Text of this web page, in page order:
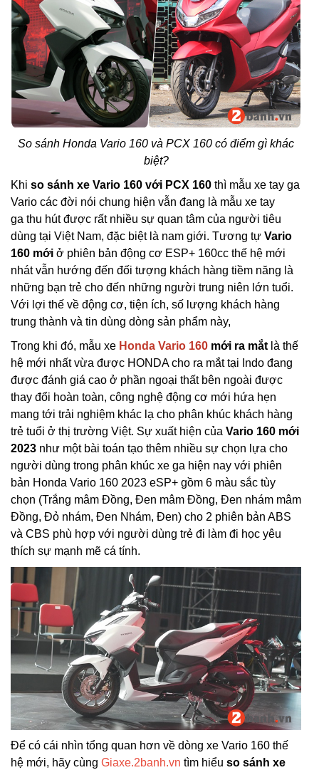
So sánh Honda Vario 160 và PCX 160 có điểm gì khác
biệt?
Khi so sánh xe Vario 160 với PCX 160 thì mẫu xe tay ga
Vario các đời nói chung hiện vẫn đang là mẫu xe tay
ga thu hút được rất nhiều sự quan tâm của người tiêu
dùng tại Việt Nam, đặc biệt là nam giới. Tương tự Vario
160 mới ở phiên bản động cơ ESP+ 160cc thế hệ mới
nhát vẫn hướng đến đối tượng khách hàng tiềm năng là
những bạn trẻ cho đến những người trung niên lớn tuổi.
Với lợi thế về động cơ, tiện ích, số lượng khách hàng
trung thành và tin dùng dòng sản phẩm này,
Trong khi đó, mẫu xe Honda Vario 160 mới ra mắt là thế
hệ mới nhất vừa được HONDA cho ra mắt tại Indo đang
được đánh giá cao ở phần ngoại thất bên ngoài được
thay đổi hoàn toàn, công nghệ động cơ mới hứa hẹn
mang tới trải nghiệm khác lạ cho phân khúc khách hàng
trẻ tuổi ở thị trường Việt. Sự xuất hiện của Vario 160 mới
2023 như một bài toán tạo thêm nhiều sự chọn lựa cho
người dùng trong phân khúc xe ga hiện nay với phiên
bản Honda Vario 160 2023 eSP+ gồm 6 màu sắc tùy
chọn (Trắng mâm Đồng, Đen mâm Đồng, Đen nhám mâm
Đồng, Đỏ nhám, Đen Nhám, Đen) cho 2 phiên bản ABS
và CBS phù hợp với người dùng trẻ đi làm đi học yêu
thích sự mạnh mẽ cá tính.
Để có cái nhìn tổng quan hơn về dòng xe Vario 160 thế
hệ mới, hãy cùng Giaxe.2banh.vn tìm hiểu so sánh xe